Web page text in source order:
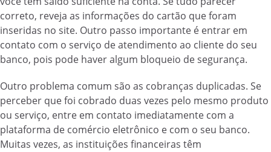
correto, reveja as informações do cartão que foram
inseridas no site. Outro passo importante é entrar em
contato com o serviço de atendimento ao cliente do seu
banco, pois pode haver algum bloqueio de segurança.
Outro problema comum são as cobranças duplicadas. Se
perceber que foi cobrado duas vezes pelo mesmo produto
ou serviço, entre em contato imediatamente com a
plataforma de comércio eletrônico e com o seu banco.
Muitas vezes, as instituições financeiras têm